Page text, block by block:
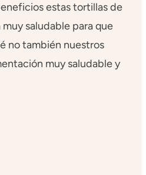
estas tortillas de
saludable para que
no también nuestros
muy saludable y